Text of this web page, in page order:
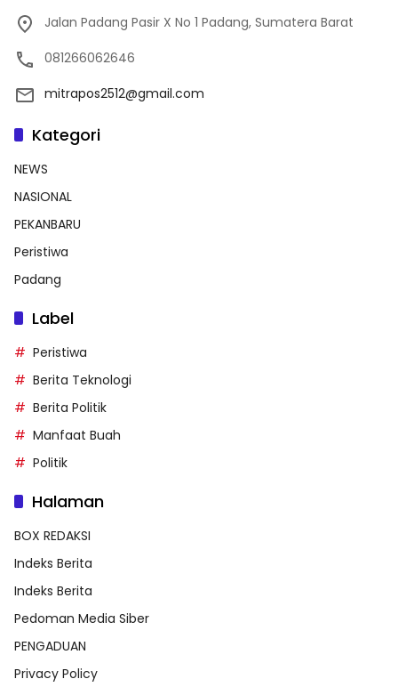
Jalan Padang Pasir X No 1 Padang, Sumatera Barat
081266062646
mitrapos2512@gmail.com
Kategori
NEWS
NASIONAL
PEKANBARU
Peristiwa
Padang
Label
Peristiwa
Berita Teknologi
Berita Politik
Manfaat Buah
Politik
Halaman
BOX REDAKSI
Indeks Berita
Indeks Berita
Pedoman Media Siber
PENGADUAN
Privacy Policy